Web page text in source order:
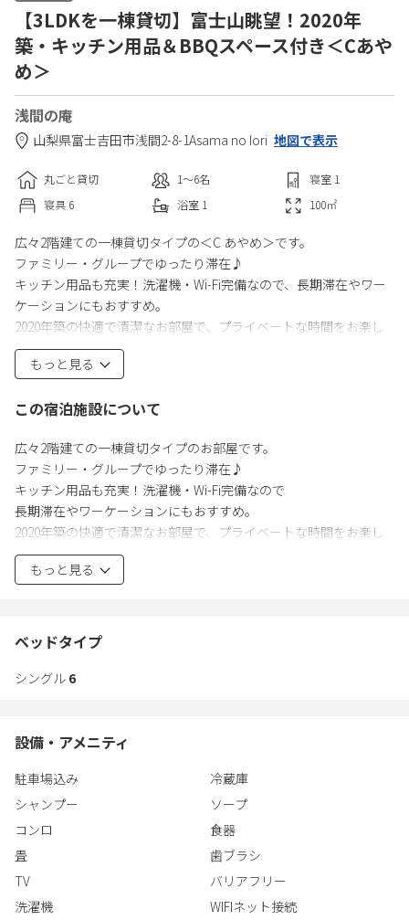
【3LDKを一棟貸切】富士山眺望！2020年
築・キッチン用品＆BBQスペース付き＜Cあや
め＞
浅間の庵
山梨県富士吉田市浅間2-8-1Asama no Iori 地図で表示
丸ごと貸切 1〜6名 寝室 1
寝具 6 浴室 1 100㎡
広々2階建ての一棟貸切タイプの＜C あやめ＞です。
ファミリー・グループでゆったり滞在♪
キッチン用品も充実！洗濯機・Wi-Fi完備なので、長期滞在やワー
ケーションにもおすすめ。
2020年築の快適で清潔なお部屋で、プライベートな時間をお楽し
みください。
雨天でもお楽しみいただけます。
【お部屋】
1階：寝室スペース（ツイン×3部屋）、トイレ
2階：ダイニング、キッチン、リビング、畳（布団2組）、バスル
ーム、洗面台、トイレ
【備品】
フライパン・パスタ鍋・ワインオープナー・栓抜き・ピーラー
ふきん・まな板・菜箸・包丁・お玉・しゃもじ・フライ返し・ボ
ナイフ・箸
（バス用品）
ドライヤー・シャンプー＆コンディショナー・ボディソープ・ハ
ブラシ・フェイスタオル・バスタオル
もっと見る
この宿泊施設について
広々2階建ての一棟貸切タイプのお部屋です。
ファミリー・グループでゆったり滞在♪
キッチン用品も充実！洗濯機・Wi-Fi完備なので
長期滞在やワーケーションにもおすすめ。
2020年築の快適で清潔なお部屋で、プライベートな時間をお楽し
みください。
（1）全棟3LDK、100平米のゆとりあるお部屋。
幅広く利用されています。
お部屋やお風呂から、雄大な富士山＆富士吉田の街並みや
（3）富士山眺望の屋根付きBBQ設備完備！（有料：6,000円〜）
雨天でも楽しめるBBQスペース。食材や調味料はお持ち込
みください。
（4）タブレット端末による非対面チェックインを採用！
人との接触を最小限に抑えた旅行が実現できます。
もっと見る
ベッドタイプ
シングル 6
設備・アメニティ
駐車場込み
冷蔵庫
シャンプー
ソープ
コンロ
食器
畳
歯ブラシ
TV
バリアフリー
洗濯機
WIFIネット接続